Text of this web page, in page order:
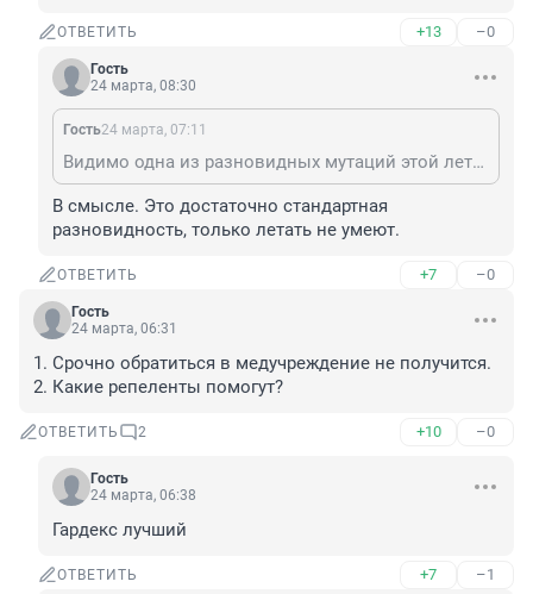
ОТВЕТИТЬ +13 –0
Гость
24 марта, 08:30
Гость24 марта, 07:11
Видимо одна из разновидных мутаций этой летающей гадости будут клещи - ждуны. Они будут замаскировавшись сидеть на листьях растений и поджидать вас в лесу, когда вы придете туда за ягодами - грибами, или просто погулять. Ох и в опасное же время живем.
В смысле. Это достаточно стандартная
разновидность, только летать не умеют.
ОТВЕТИТЬ +7 –0
Гость
24 марта, 06:31
1. Срочно обратиться в медучреждение не получится.
2. Какие репеленты помогут?
ОТВЕТИТЬ 2 +10 –0
Гость
24 марта, 06:38
Гардекс лучший
ОТВЕТИТЬ +7 –1